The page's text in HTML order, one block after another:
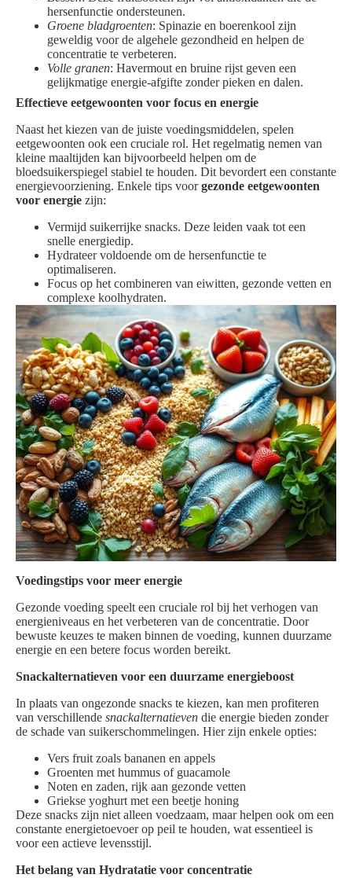
hersenfunctie ondersteunen.
Groene bladgroenten: Spinazie en boerenkool zijn
geweldig voor de algehele gezondheid en helpen de
concentratie te verbeteren.
Volle granen: Havermout en bruine rijst geven een
gelijkmatige energie-afgifte zonder pieken en dalen.
Effectieve eetgewoonten voor focus en energie
Naast het kiezen van de juiste voedingsmiddelen, spelen
eetgewoonten ook een cruciale rol. Het regelmatig nemen van
kleine maaltijden kan bijvoorbeeld helpen om de
bloedsuikerspiegel stabiel te houden. Dit bevordert een constante
energievoorziening. Enkele tips voorgezonde eetgewoonten
voor energie zijn:
Vermijd suikerrijke snacks. Deze leiden vaak tot een
snelle energiedip.
Hydrateer voldoende om de hersenfunctie te
optimaliseren.
Focus op het combineren van eiwitten, gezonde vetten en
complexe koolhydraten.
Voedingstips voor meer energie
Gezonde voeding speelt een cruciale rol bij het verhogen van
energieniveaus en het verbeteren van de concentratie. Door
bewuste keuzes te maken binnen de voeding, kunnen duurzame
energie en een betere focus worden bereikt.
Snackalternatieven voor een duurzame energieboost
In plaats van ongezonde snacks te kiezen, kan men profiteren
van verschillende snackalternatieven die energie bieden zonder
de schade van suikerschommelingen. Hier zijn enkele opties:
Vers fruit zoals bananen en appels
Groenten met hummus of guacamole
Noten en zaden, rijk aan gezonde vetten
Griekse yoghurt met een beetje honing
Deze snacks zijn niet alleen voedzaam, maar helpen ook om een
constante energietoevoer op peil te houden, wat essentieel is
voor een actieve levensstijl.
Het belang van Hydratatie voor concentratie